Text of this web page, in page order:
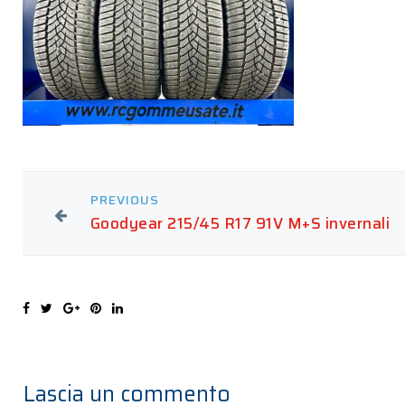
PREVIOUS
Goodyear 215/45 R17 91V M+S invernali
Lascia un commento